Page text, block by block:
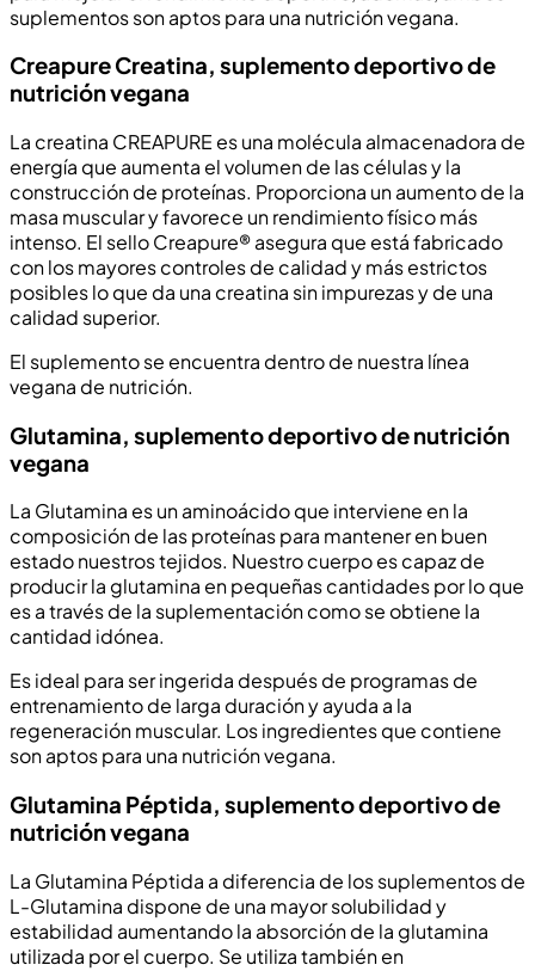
suplementos son aptos para una nutrición vegana.
Creapure Creatina, suplemento deportivo de
nutrición vegana
La creatina CREAPURE es una molécula almacenadora de
energía que aumenta el volumen de las células y la
construcción de proteínas. Proporciona un aumento de la
masa muscular y favorece un rendimiento físico más
intenso. El sello Creapure® asegura que está fabricado
con los mayores controles de calidad y más estrictos
posibles lo que da una creatina sin impurezas y de una
calidad superior.
El suplemento se encuentra dentro de nuestra línea
vegana de nutrición.
Glutamina, suplemento deportivo de nutrición
vegana
La Glutamina es un aminoácido que interviene en la
composición de las proteínas para mantener en buen
estado nuestros tejidos. Nuestro cuerpo es capaz de
producir la glutamina en pequeñas cantidades por lo que
es a través de la suplementación como se obtiene la
cantidad idónea.
Es ideal para ser ingerida después de programas de
entrenamiento de larga duración y ayuda a la
regeneración muscular. Los ingredientes que contiene
son aptos para una nutrición vegana.
Glutamina Péptida, suplemento deportivo de
nutrición vegana
La Glutamina Péptida a diferencia de los suplementos de
L-Glutamina dispone de una mayor solubilidad y
estabilidad aumentando la absorción de la glutamina
utilizada por el cuerpo. Se utiliza también en